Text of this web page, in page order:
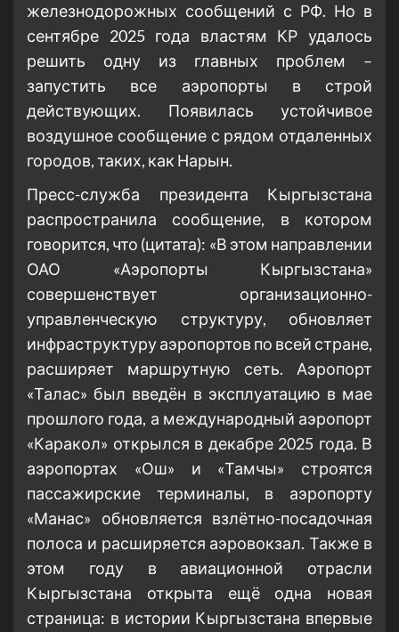
железнодорожных сообщений с РФ. Но в
сентябре 2025 года властям КР удалось
решить одну из главных проблем –
запустить все аэропорты в строй
действующих. Появилась устойчивое
воздушное сообщение с рядом отдаленных
городов, таких, как Нарын.
Пресс-служба президента Кыргызстана
распространила сообщение, в котором
говорится, что (цитата): «В этом направлении
ОАО «Аэропорты Кыргызстана»
совершенствует организационно-
управленческую структуру, обновляет
инфраструктуру аэропортов по всей стране,
расширяет маршрутную сеть. Аэропорт
«Талас» был введён в эксплуатацию в мае
прошлого года, а международный аэропорт
«Каракол» открылся в декабре 2025 года. В
аэропортах «Ош» и «Тамчы» строятся
пассажирские терминалы, в аэропорту
«Манас» обновляется взлётно-посадочная
полоса и расширяется аэровокзал. Также в
этом году в авиационной отрасли
Кыргызстана открыта ещё одна новая
страница: в истории Кыргызстана впервые